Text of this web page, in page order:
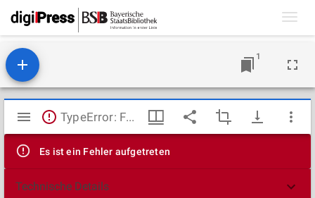
1
Mirador
Viewer
TypeError: Failed to fetch
Es ist ein Fehler aufgetreten
Technische Details